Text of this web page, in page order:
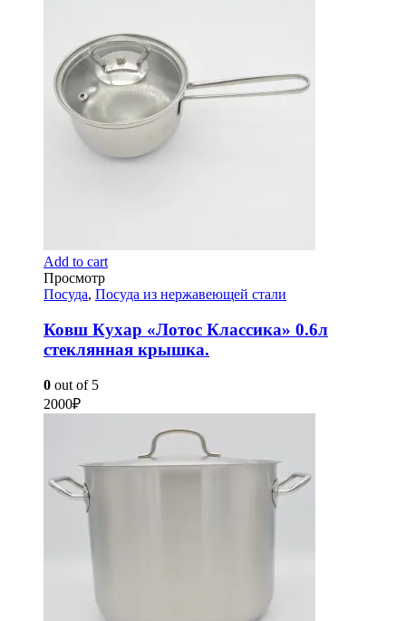
Add to cart
Просмотр
Посуда, Посуда из нержавеющей стали
Ковш Кухар «Лотос Классика» 0.6л
стеклянная крышка.
0 out of 5
2000₽